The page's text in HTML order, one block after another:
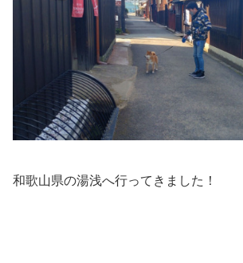
和歌山県の湯浅へ行ってきました！